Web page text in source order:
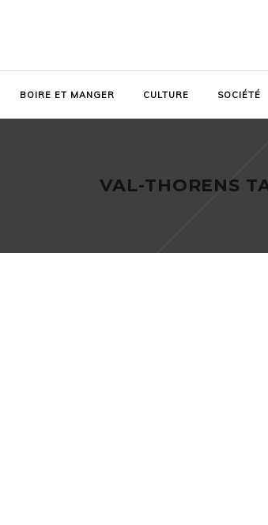
BOIRE ET MANGER CULTURE SOCIÉTÉ
VAL-THORENS